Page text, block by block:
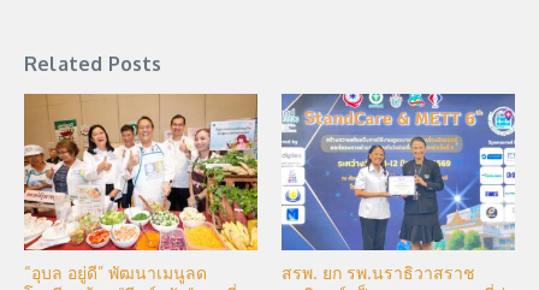
Related Posts
“อุบล อยู่ดี” พัฒนาเมนูลด
สรพ. ยก รพ.นราธิวาสราช